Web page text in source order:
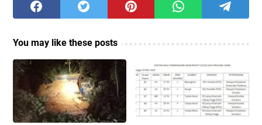
You may like these posts